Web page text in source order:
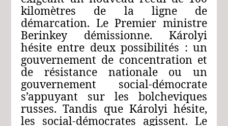
kilomètres de la ligne de
démarcation. Le Premier ministre
Berinkey démissionne. Károlyi
hésite entre deux possibilités : un
gouvernement de concentration et
de résistance nationale ou un
gouvernement social-démocrate
s’appuyant sur les bolcheviques
russes. Tandis que Károlyi hésite,
les social-démocrates agissent. Le